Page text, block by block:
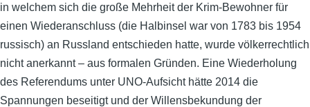
in welchem sich die große Mehrheit der Krim-Bewohner für
einen Wiederanschluss (die Halbinsel war von 1783 bis 1954
russisch) an Russland entschieden hatte, wurde völkerrechtlich
nicht anerkannt – aus formalen Gründen. Eine Wiederholung
des Referendums unter UNO-Aufsicht hätte 2014 die
Spannungen beseitigt und der Willensbekundung der